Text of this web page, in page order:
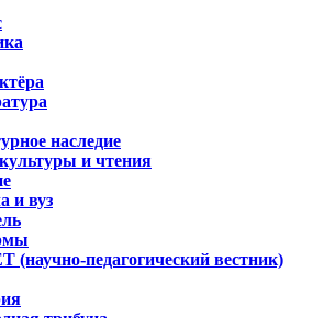
наследие
и чтения
и вуз
(научно-педагогический вестник)